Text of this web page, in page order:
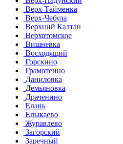
Верх-Тайменка
Верх-Чебула
Верхний Калтан
Верхотомское
Вишневка
Восходящий
Горскино
Грамотеино
Даниловка
Демьяновка
Драченино
Елань
Елыкаево
Журавлево
Загорский
Заречный